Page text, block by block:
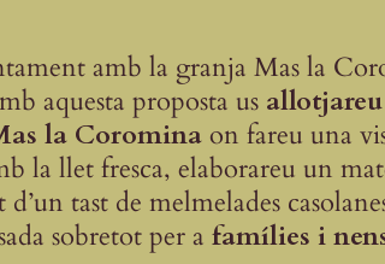
amb la granja Mas la
aquesta proposta us
la Corominaon fareu una
la llet fresca, elaborareu un
tast de melmelades
sobretot per a famílies i